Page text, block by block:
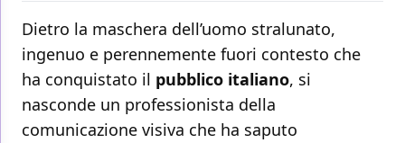
Dietro la maschera dell’uomo stralunato,
ingenuo e perennemente fuori contesto che
ha conquistato il pubblico italiano, si
nasconde un professionista della
comunicazione visiva che ha saputo